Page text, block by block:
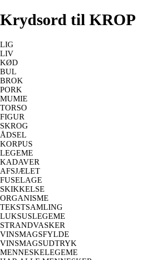
Krydsord til KROP
LIG
LIV
KØD
BUL
BROK
PORK
MUMIE
TORSO
FIGUR
SKROG
ÅDSEL
KORPUS
LEGEME
KADAVER
AFSJÆLET
FUSELAGE
SKIKKELSE
ORGANISME
TEKSTSAMLING
LUKSUSLEGEME
STRANDVASKER
VINSMAGSFYLDE
VINSMAGSUDTRYK
MENNESKELEGEME